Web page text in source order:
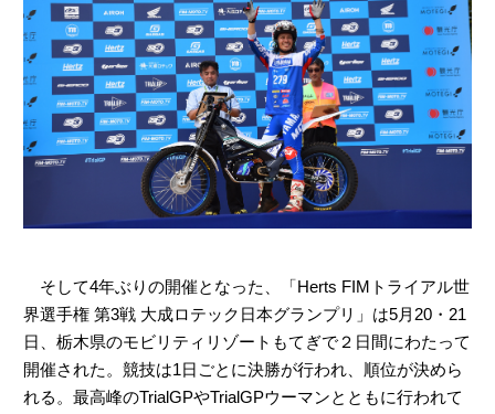
そして4年ぶりの開催となった、「Herts FIMトライアル世
界選手権 第3戦 大成ロテック日本グランプリ」は5月20・21
日、栃木県のモビリティリゾートもてぎで２日間にわたって
開催された。競技は1日ごとに決勝が行われ、順位が決めら
れる。最高峰のTrialGPやTrialGPウーマンとともに行われて